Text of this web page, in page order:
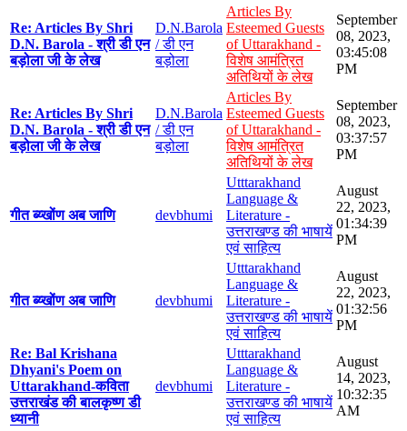
Re: Articles By Shri
D.N. Barola - श्री डी एन
बड़ोला जी के लेख
D.N.Barola
/ डी एन
बड़ोला
Articles By
Esteemed Guests
of Uttarakhand -
विशेष आमंत्रित
अतिथियों के लेख
September
08, 2023,
03:45:08
PM
Re: Articles By Shri
D.N. Barola - श्री डी एन
बड़ोला जी के लेख
D.N.Barola
/ डी एन
बड़ोला
Articles By
Esteemed Guests
of Uttarakhand -
विशेष आमंत्रित
अतिथियों के लेख
September
08, 2023,
03:37:57
PM
गीत ब्य्खोंण अब जाणि devbhumi
Utttarakhand
Language &
Literature -
उत्तराखण्ड की भाषायें
एवं साहित्य
August
22, 2023,
01:34:39
PM
गीत ब्य्खोंण अब जाणि devbhumi
Utttarakhand
Language &
Literature -
उत्तराखण्ड की भाषायें
एवं साहित्य
August
22, 2023,
01:32:56
PM
Re: Bal Krishana
Dhyani's Poem on
Uttarakhand-कविता
उत्तराखंड की बालकृष्ण डी
ध्यानी
devbhumi
Utttarakhand
Language &
Literature -
उत्तराखण्ड की भाषायें
एवं साहित्य
August
14, 2023,
10:32:35
AM